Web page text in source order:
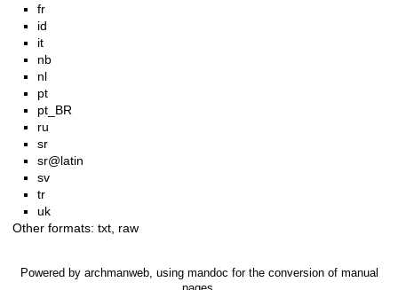
fr
id
it
nb
nl
pt
pt_BR
ru
sr
sr@latin
sv
tr
uk
Other formats: txt raw
Powered by archmanweb, using mandoc for the conversion of manual